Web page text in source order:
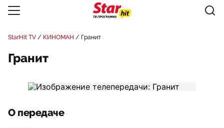
StarHit TV КИНОМАН Гранит
Гранит
О передаче